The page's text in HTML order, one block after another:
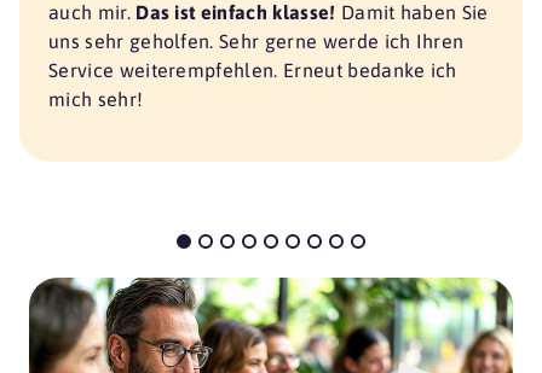
auch mir. Das ist einfach klasse! Damit haben Sie
uns sehr geholfen. Sehr gerne werde ich Ihren
Service weiterempfehlen. Erneut bedanke ich
mich sehr!